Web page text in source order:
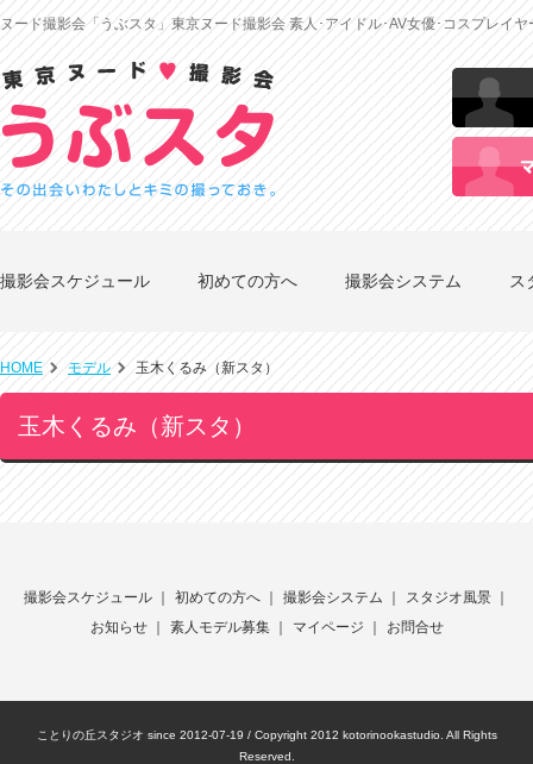
ヌード撮影会「うぶスタ」東京ヌード撮影会 素人･アイドル･AV女優･コスプレイ
撮影会スケジュール 初めての方へ 撮影会システム ス
HOME モデル 玉木くるみ（新スタ）
玉木くるみ（新スタ）
撮影会スケジュール 初めての方へ 撮影会システム スタジオ風景
お知らせ｜ 素人モデル募集｜ マイページ お問合せ
ことりの丘スタジオ since 2012-07-19 / Copyright 2012 kotorinookastudio. All Rights
Reserved.